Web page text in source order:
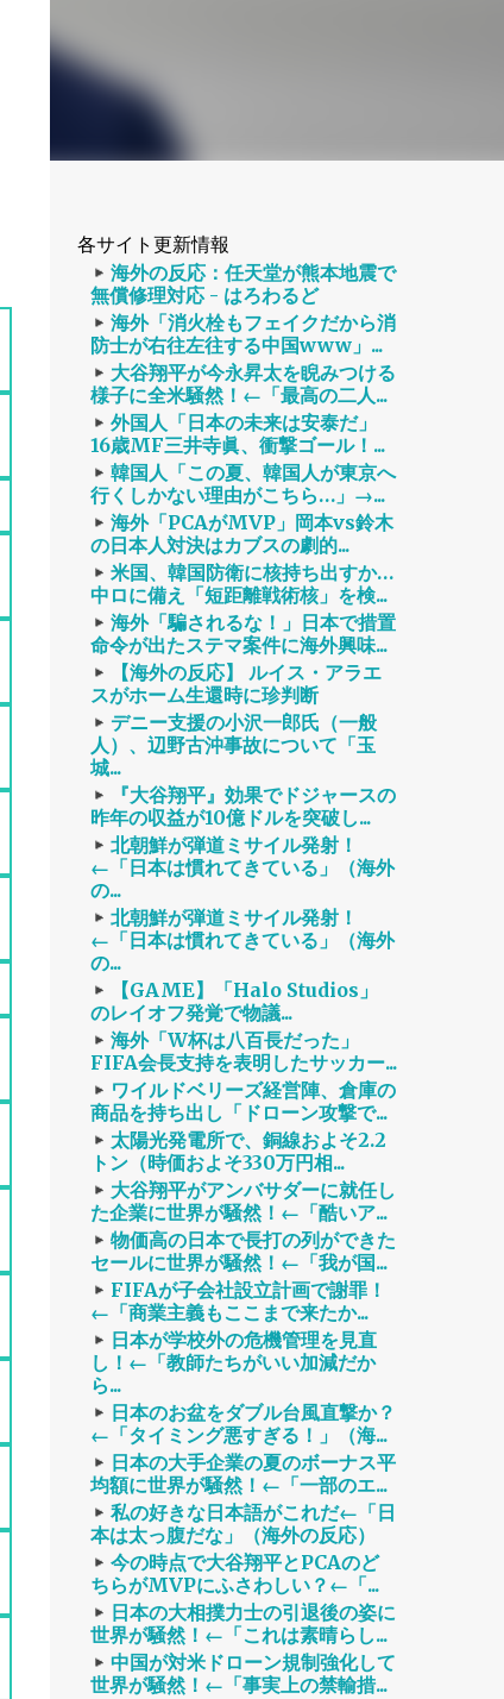
各サイト更新情報
海外の反応：任天堂が熊本地震で
無償修理対応 - はろわるど
海外「消火栓もフェイクだから消
防士が右往左往する中国www」...
大谷翔平が今永昇太を睨みつける
様子に全米騒然！←「最高の二人...
外国人「日本の未来は安泰だ」
16歳MF三井寺眞、衝撃ゴール！...
韓国人「この夏、韓国人が東京へ
行くしかない理由がこちら…」→...
海外「PCAがMVP」岡本vs鈴木
の日本人対決はカブスの劇的...
米国、韓国防衛に核持ち出すか…
中ロに備え「短距離戦術核」を検...
海外「騙されるな！」日本で措置
命令が出たステマ案件に海外興味...
【海外の反応】 ルイス・アラエ
スがホーム生還時に珍判断
デニー支援の小沢一郎氏（一般
人）、辺野古沖事故について「玉
城...
『大谷翔平』効果でドジャースの
昨年の収益が10億ドルを突破し...
北朝鮮が弾道ミサイル発射！
←「日本は慣れてきている」（海外
の...
北朝鮮が弾道ミサイル発射！
←「日本は慣れてきている」（海外
の...
【GAME】「Halo Studios」
のレイオフ発覚で物議...
海外「W杯は八百長だった」
FIFA会長支持を表明したサッカー...
ワイルドベリーズ経営陣、倉庫の
商品を持ち出し「ドローン攻撃で...
太陽光発電所で、銅線およそ2.2
トン（時価およそ330万円相...
大谷翔平がアンバサダーに就任し
た企業に世界が騒然！←「酷いア...
物価高の日本で長打の列ができた
セールに世界が騒然！←「我が国...
FIFAが子会社設立計画で謝罪！
←「商業主義もここまで来たか...
日本が学校外の危機管理を見直
し！←「教師たちがいい加減だか
ら...
日本のお盆をダブル台風直撃か？
←「タイミング悪すぎる！」（海...
日本の大手企業の夏のボーナス平
均額に世界が騒然！←「一部のエ...
私の好きな日本語がこれだ←「日
本は太っ腹だな」（海外の反応）
今の時点で大谷翔平とPCAのど
ちらがMVPにふさわしい？←「...
日本の大相撲力士の引退後の姿に
世界が騒然！←「これは素晴らし...
中国が対米ドローン規制強化して
世界が騒然！←「事実上の禁輸措...